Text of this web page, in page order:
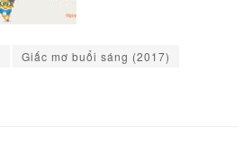
Giấc mơ buổi sáng (2017)